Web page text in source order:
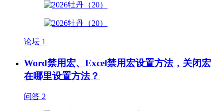
论坛 1
Word禁用宏、Excel禁用宏设置方法，关闭宏
在哪里设置方法？
问答 2